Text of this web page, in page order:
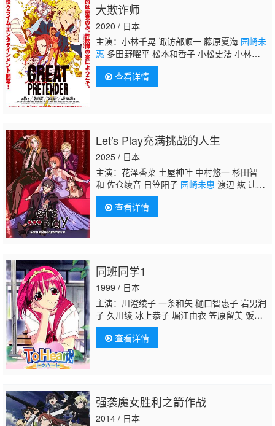
大欺诈师
2020 / 日本
主演：小林千晃 诹访部顺一 藤原夏海 园崎未
惠 多田野曜平 松本和香子 小松史法 小林亲
弘 乃村健次 高岛雅罗 咲野俊介 关智一
查看详情
Let′s Play充满挑战的人生
2025 / 日本
主演：花泽香菜 土屋神叶 中村悠一 杉田智
和 佐仓绫音 日笠阳子 园崎未惠 渡辺 紘 辻井
健吾 栗坂南美 松田健一郎 诸星堇 畠中祐 斋
贺光希 三宅健太
查看详情
同班同学1
1999 / 日本
主演：川澄绫子 一条和矢 樋口智惠子 岩男润
子 久川绫 冰上恭子 堀江由衣 笠原留美 饭冢
雅弓园崎未惠根谷美智子 大谷育江 今井由
香 保志总一朗
查看详情
强袭魔女胜利之箭作战
2014 / 日本